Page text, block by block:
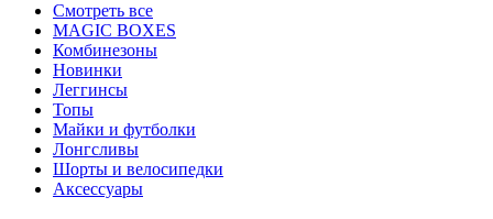
Смотреть все
MAGIC BOXES
Комбинезоны
Новинки
Леггинсы
Топы
Майки и футболки
Лонгсливы
Шорты и велосипедки
Аксессуары